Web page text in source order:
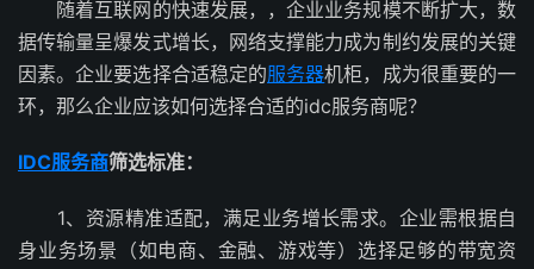
随着互联网的快速发展，，企业业务规模不断扩大，数
据传输量呈爆发式增长，网络支撑能力成为制约发展的关键
因素。企业要选择合适稳定的服务器机柜，成为很重要的一
环，那么企业应该如何选择合适的idc服务商呢？
IDC服务商筛选标准：
1、资源精准适配，满足业务增长需求。企业需根据自
身业务场景（如电商、金融、游戏等）选择足够的带宽资